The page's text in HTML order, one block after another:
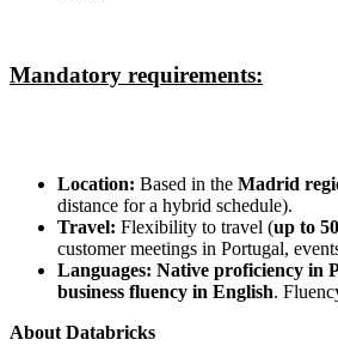
Mandatory requirements:
Location: Based in the Madrid
distance for a hybrid schedule).
Travel: Flexibility to travel (up to
customer meetings in Portugal,
Languages: Native proficiency in
business fluency in English.
About Databricks